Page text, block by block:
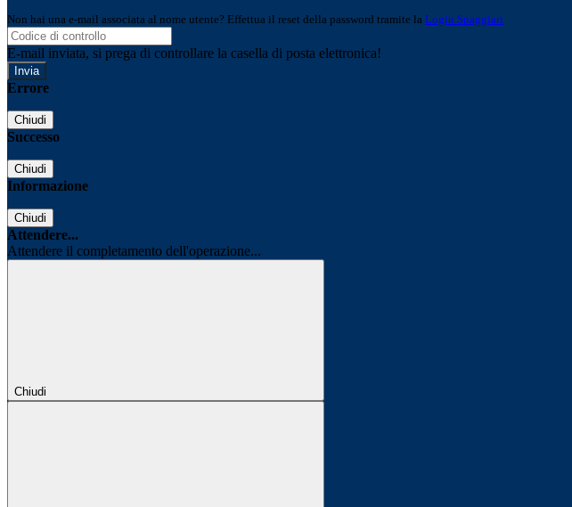
Non hai una e-mail associata al nome utente? Effettua il reset della password tramite la Login Spaggiari
E-mail inviata, si prega di controllare la casella di posta elettronica!
Errore
Chiudi
Successo
Chiudi
Informazione
Chiudi
Attendere...
Attendere il completamento dell'operazione...
Chiudi